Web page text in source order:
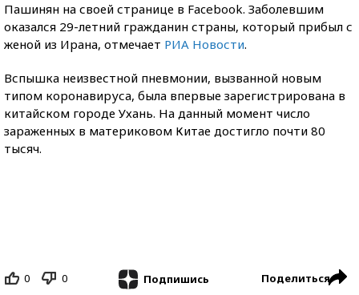
Пашинян на своей странице в Facebook. Заболевшим
оказался 29-летний гражданин страны, который прибыл с
женой из Ирана, отмечает РИА Новости.
Вспышка неизвестной пневмонии, вызванной новым
типом коронавируса, была впервые зарегистрирована в
китайском городе Ухань. На данный момент число
зараженных в материковом Китае достигло почти 80
тысяч.
0 0 Подпишись Поделиться